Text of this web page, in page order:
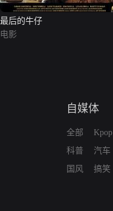
最后的牛仔
电影
自媒体
全部
科普
国风
Kpop
汽车
搞笑